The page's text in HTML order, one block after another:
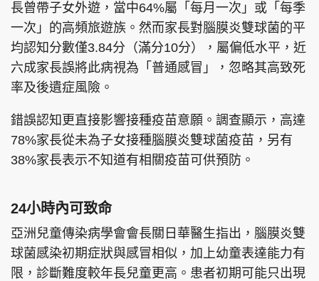
關於我們
聯絡我們
隱私政策聲明
使用條款
版權及免責聲明
Copyright © 東周網 版權所有 . 不得轉載
©Eastweek.com.hk. All rights reserved.
長曾帶子女外遊，當中64%屬「每月一次」或「每季
一次」的高頻旅遊族。然而家長對腦膜炎雙球菌的平
均認知分數僅3.84分（滿分10分），屬偏低水平，近
六成家長誤將此病視為「普通感冒」，忽略其高致死
率及後遺症風險。
錯誤認知更直接影響接種疫苗意願。調查顯示，高達
78%家長從未為子女接種腦膜炎雙球菌疫苗，另有
38%家長表示不知道有相關疫苗可供預防。
24小時內可致命
亞洲兒童傳染病學會會長關日華醫生指出，腦膜炎雙
球菌感染初期症狀與感冒相似，加上幼童表達能力有
限，診斷難度較年長兒童更高。患者初期可能只出現